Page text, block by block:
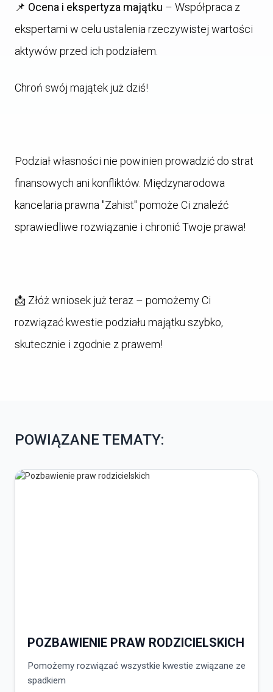
📌 Ocena i ekspertyza majątku – Współpraca z
ekspertami w celu ustalenia rzeczywistej wartości
aktywów przed ich podziałem.
Chroń swój majątek już dziś!
Podział własności nie powinien prowadzić do strat
finansowych ani konfliktów. Międzynarodowa
kancelaria prawna "Zahist" pomoże Ci znaleźć
sprawiedliwe rozwiązanie i chronić Twoje prawa!
📩 Złóż wniosek już teraz – pomożemy Ci
rozwiązać kwestie podziału majątku szybko,
skutecznie i zgodnie z prawem!
POWIĄZANE TEMATY:
POZBAWIENIE PRAW RODZICIELSKICH
Pomożemy rozwiązać wszystkie kwestie związane ze
spadkiem